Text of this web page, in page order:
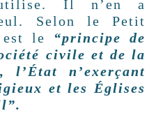
Il n’en a
Selon le Petit
le “principe de
civile et de la
l’État n’exerçant
et les Églises